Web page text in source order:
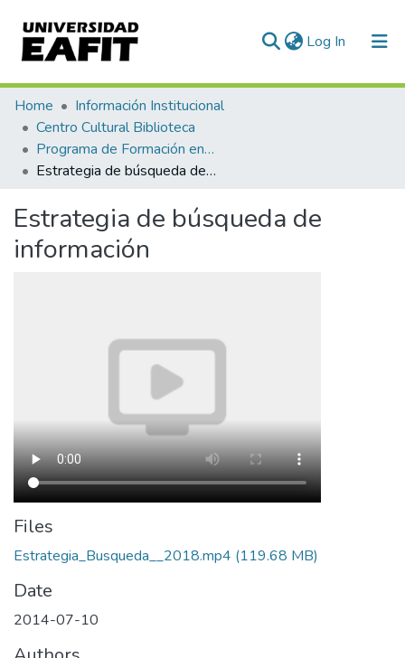
Log In (current)
Communities & Collections
All of DSpace
Statistics
Home
Información Institucional
Centro Cultural Biblioteca
Programa de Formación en Competencias Informacionales - COIN
Estrategia de búsqueda de información
Estrategia de búsqueda de
información
Files
Estrategia_Busqueda__2018.mp4 (119.68 MB)
Date
2014-07-10